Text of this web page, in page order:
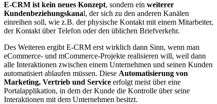
E-CRM ist kein neues Konzept, sondern ein weiterer
Kundenbeziehungskanal, der sich zu den anderen Kanälen
einreihen soll, wie z.B. der physische Kontakt mit einem Mitarbeiter,
der Kontakt über Telefon oder den üblichen Briefverkehr.
Des Weiteren ergibt E-CRM erst wirklich dann Sinn, wenn man
eCommerce- und mCommerce-Projekte realisieren will, weil dann
alle Interaktionen zwischen einem Unternehmen und seinen Kunden
automatisiert ablaufen müssen. Diese Automatisierung von
Marketing, Vertrieb und Service erfolgt meist über eine
Portalapplikation, in dem der Kunde die Kontrolle über seine
Interaktionen mit dem Unternehmen besitzt.